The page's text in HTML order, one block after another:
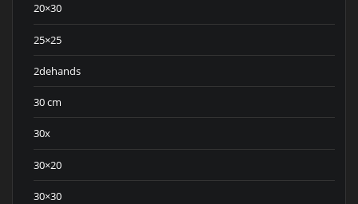
20×30
25×25
2dehands
30 cm
30x
30×20
30×30